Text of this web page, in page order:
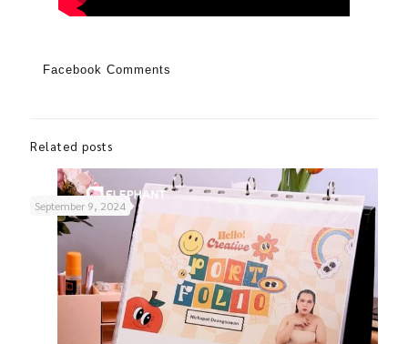
Facebook Comments
Related posts
September 9, 2024